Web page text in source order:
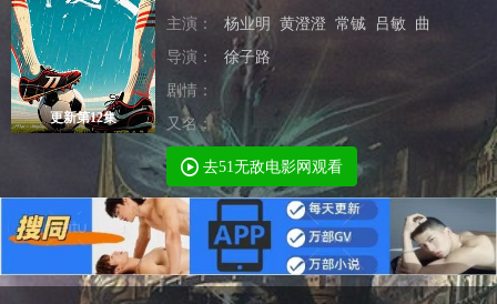
更新第12集
主演： 杨业明 黄澄澄 常铖 吕敏
曲
导演：
徐子路
剧情：
又名：
去51无敌电影网观看